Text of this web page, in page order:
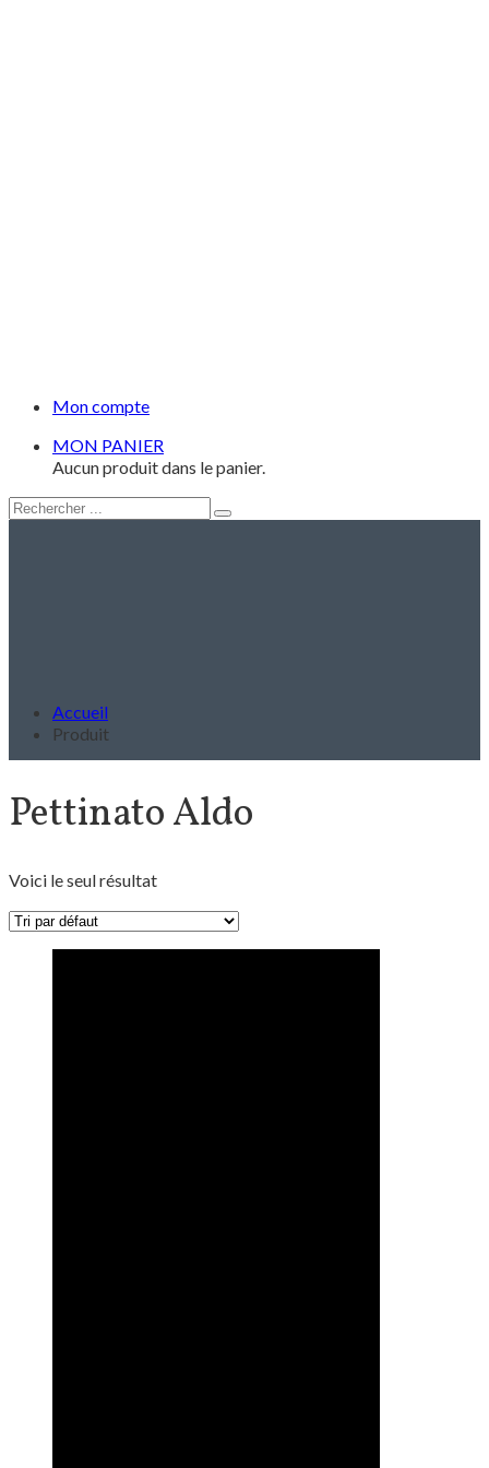
Mon compte
MON PANIER
Aucun produit dans le panier.
Accueil
Produit
Pettinato Aldo
Voici le seul résultat